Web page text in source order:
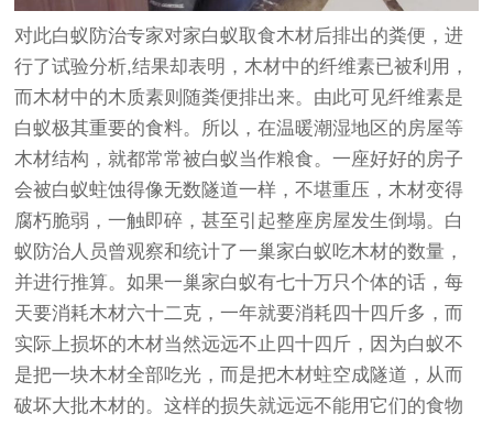
对此白蚁防治专家对家白蚁取食木材后排出的粪便，进
行了试验分析,结果却表明，木材中的纤维素已被利用，
而木材中的木质素则随粪便排出来。由此可见纤维素是
白蚁极其重要的食料。所以，在温暖潮湿地区的房屋等
木材结构，就都常常被白蚁当作粮食。一座好好的房子
会被白蚁蛀蚀得像无数隧道一样，不堪重压，木材变得
腐朽脆弱，一触即碎，甚至引起整座房屋发生倒塌。白
蚁防治人员曾观察和统计了一巢家白蚁吃木材的数量，
并进行推算。如果一巢家白蚁有七十万只个体的话，每
天要消耗木材六十二克，一年就要消耗四十四斤多，而
实际上损坏的木材当然远远不止四十四斤，因为白蚁不
是把一块木材全部吃光，而是把木材蛀空成隧道，从而
破坏大批木材的。这样的损失就远远不能用它们的食物